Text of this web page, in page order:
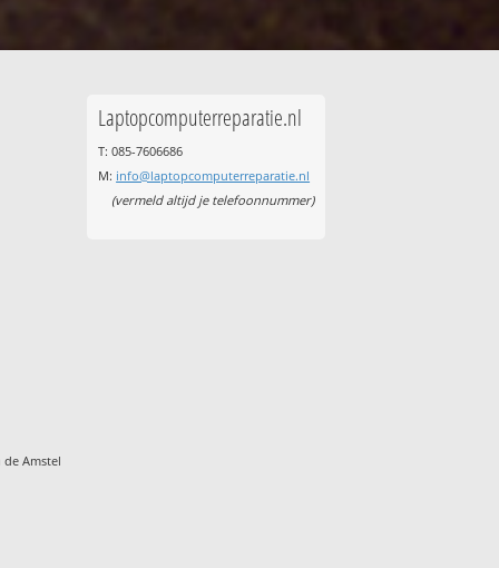
Amstel
Laptopcomputerreparatie.nl
T: 085-7606686
M: info@laptopcomputerreparatie.nl
(vermeld altijd je telefoonnummer)